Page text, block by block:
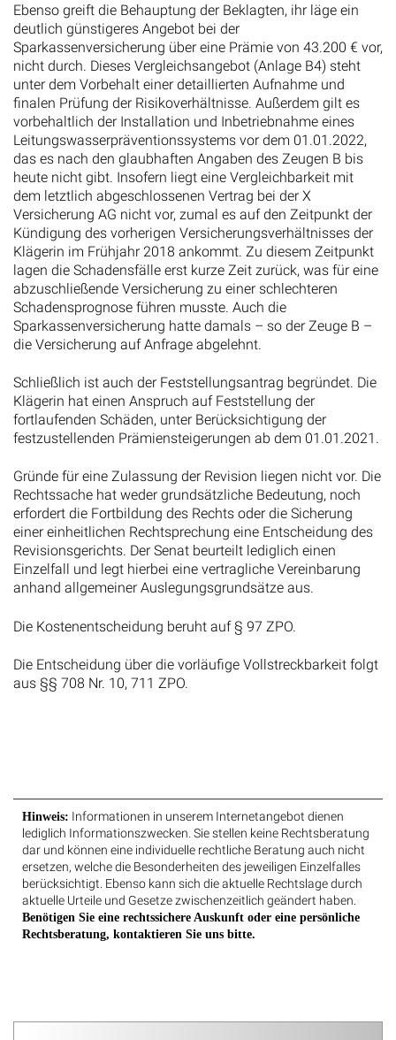
Ebenso greift die Behauptung der Beklagten, ihr läge ein
deutlich günstigeres Angebot bei der
Sparkassenversicherung über eine Prämie von 43.200 € vor,
nicht durch. Dieses Vergleichsangebot (Anlage B4) steht
unter dem Vorbehalt einer detaillierten Aufnahme und
finalen Prüfung der Risikoverhältnisse. Außerdem gilt es
vorbehaltlich der Installation und Inbetriebnahme eines
Leitungswasserpräventionssystems vor dem 01.01.2022,
das es nach den glaubhaften Angaben des Zeugen B bis
heute nicht gibt. Insofern liegt eine Vergleichbarkeit mit
dem letztlich abgeschlossenen Vertrag bei der X
Versicherung AG nicht vor, zumal es auf den Zeitpunkt der
Kündigung des vorherigen Versicherungsverhältnisses der
Klägerin im Frühjahr 2018 ankommt. Zu diesem Zeitpunkt
lagen die Schadensfälle erst kurze Zeit zurück, was für eine
abzuschließende Versicherung zu einer schlechteren
Schadensprognose führen musste. Auch die
Sparkassenversicherung hatte damals – so der Zeuge B –
die Versicherung auf Anfrage abgelehnt.
Schließlich ist auch der Feststellungsantrag begründet. Die
Klägerin hat einen Anspruch auf Feststellung der
fortlaufenden Schäden, unter Berücksichtigung der
festzustellenden Prämiensteigerungen ab dem 01.01.2021.
Gründe für eine Zulassung der Revision liegen nicht vor. Die
Rechtssache hat weder grundsätzliche Bedeutung, noch
erfordert die Fortbildung des Rechts oder die Sicherung
einer einheitlichen Rechtsprechung eine Entscheidung des
Revisionsgerichts. Der Senat beurteilt lediglich einen
Einzelfall und legt hierbei eine vertragliche Vereinbarung
anhand allgemeiner Auslegungsgrundsätze aus.
Die Kostenentscheidung beruht auf § 97 ZPO.
Die Entscheidung über die vorläufige Vollstreckbarkeit folgt
aus §§ 708 Nr. 10, 711 ZPO.
Hinweis: Informationen in unserem Internetangebot dienen
lediglich Informationszwecken. Sie stellen keine Rechtsberatung
dar und können eine individuelle rechtliche Beratung auch nicht
ersetzen, welche die Besonderheiten des jeweiligen Einzelfalles
berücksichtigt. Ebenso kann sich die aktuelle Rechtslage durch
aktuelle Urteile und Gesetze zwischenzeitlich geändert haben.
Benötigen Sie eine rechtssichere Auskunft oder eine persönliche
Rechtsberatung, kontaktieren Sie uns bitte.